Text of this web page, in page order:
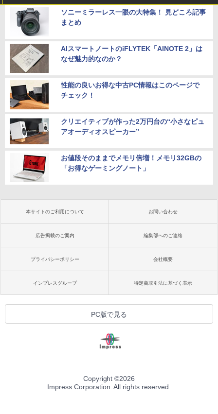
ソニーミラーレス一眼の大特集！ 見どころ記事
まとめ
AIスマートノートのiFLYTEK「AINOTE 2」は
なぜ魅力的なのか？
性能の良いお得な中古PC情報はこのページで
チェック！
クリエイティブが作った2万円台の“小さなピュ
アオーディオスピーカー”
お値段そのままでメモリ倍増！メモリ32GBの
「お得なゲーミングノート」
本サイトのご利用について お問い合わせ
広告掲載のご案内 編集部へのご連絡
プライバシーポリシー 会社概要
インプレスグループ 特定商取引法に基づく表示
PC版で見る
Copyright ©2026
Impress Corporation. All rights reserved.